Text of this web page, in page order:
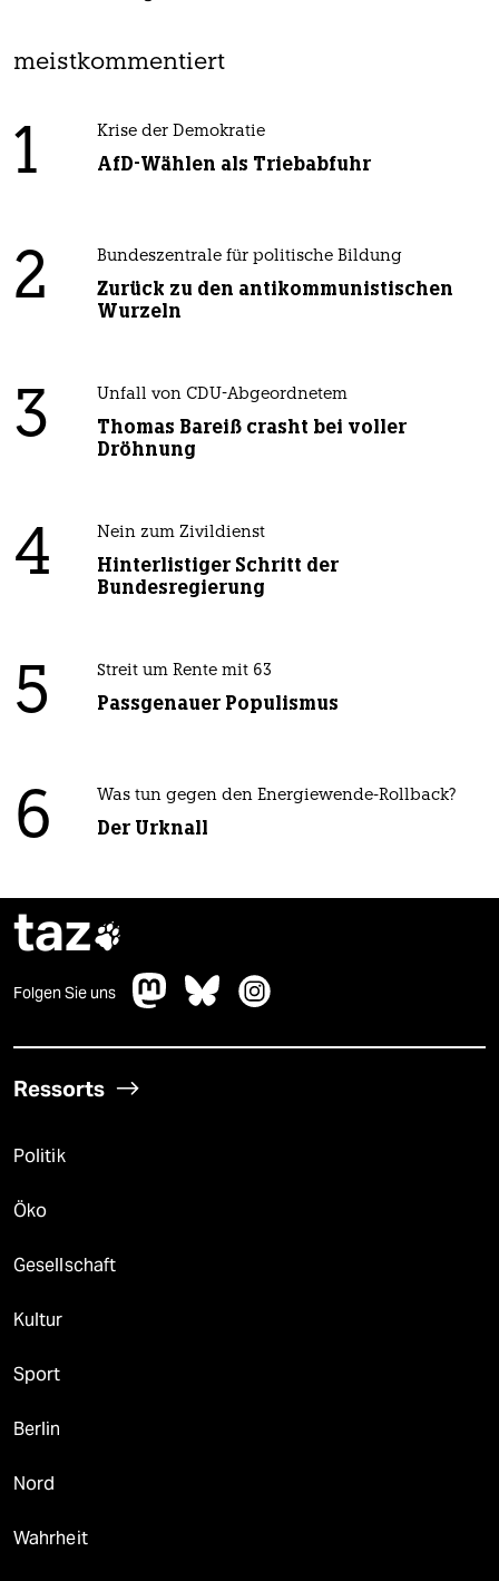
meistkommentiert
1 Krise der Demokratie
AfD-Wählen als Triebabfuhr
2 Bundeszentrale für politische Bildung
Zurück zu den antikommunistischen
Wurzeln
3 Unfall von CDU-Abgeordnetem
Thomas Bareiß crasht bei voller
Dröhnung
4 Nein zum Zivildienst
Hinterlistiger Schritt der
Bundesregierung
5 Streit um Rente mit 63
Passgenauer Populismus
6 Was tun gegen den Energiewende-Rollback?
Der Urknall
taz
Folgen Sie uns
Ressorts
Politik
Öko
Gesellschaft
Kultur
Sport
Berlin
Nord
Wahrheit